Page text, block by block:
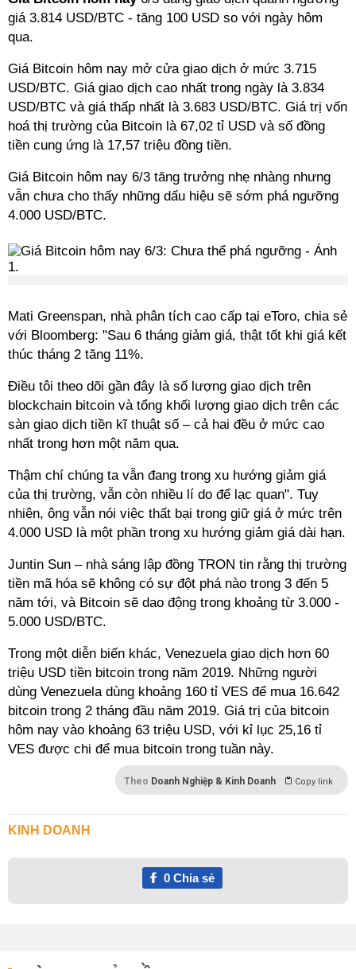
giá 3.814 USD/BTC - tăng 100 USD so với ngày hôm
qua.
Giá Bitcoin hôm nay mở cửa giao dịch ở mức 3.715
USD/BTC. Giá giao dịch cao nhất trong ngày là 3.834
USD/BTC và giá thấp nhất là 3.683 USD/BTC. Giá trị vốn
hoá thị trường của Bitcoin là 67,02 tỉ USD và số đồng
tiền cung ứng là 17,57 triệu đồng tiền.
Giá Bitcoin hôm nay 6/3 tăng trưởng nhẹ nhàng nhưng
vẫn chưa cho thấy những dấu hiệu sẽ sớm phá ngưỡng
4.000 USD/BTC.
Mati Greenspan, nhà phân tích cao cấp tại eToro, chia sẻ
với Bloomberg: "Sau 6 tháng giảm giá, thật tốt khi giá kết
thúc tháng 2 tăng 11%.
Điều tôi theo dõi gần đây là số lượng giao dịch trên
blockchain bitcoin và tổng khối lượng giao dịch trên các
sàn giao dịch tiền kĩ thuật số – cả hai đều ở mức cao
nhất trong hơn một năm qua.
Thậm chí chúng ta vẫn đang trong xu hướng giảm giá
của thị trường, vẫn còn nhiều lí do để lạc quan". Tuy
nhiên, ông vẫn nói việc thất bại trong giữ giá ở mức trên
4.000 USD là một phần trong xu hướng giảm giá dài hạn.
Juntin Sun – nhà sáng lập đồng TRON tin rằng thị trường
tiền mã hóa sẽ không có sự đột phá nào trong 3 đến 5
năm tới, và Bitcoin sẽ dao động trong khoảng từ 3.000 -
5.000 USD/BTC.
Trong một diễn biến khác, Venezuela giao dịch hơn 60
triệu USD tiền bitcoin trong năm 2019. Những người
dùng Venezuela dùng khoảng 160 tỉ VES để mua 16.642
bitcoin trong 2 tháng đầu năm 2019. Giá trị của bitcoin
hôm nay vào khoảng 63 triệu USD, với kỉ lục 25,16 tỉ
VES được chi để mua bitcoin trong tuần này.
Theo Doanh Nghiệp & Kinh Doanh Copy link
KINH DOANH
0Chia sẻ